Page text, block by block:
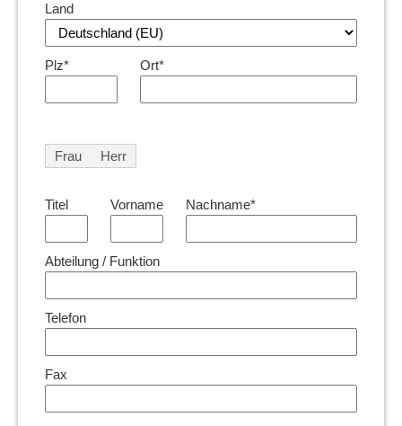
Land
Plz* Ort*
Frau Herr
Titel Vorname Nachname*
Abteilung / Funktion
Telefon
Fax